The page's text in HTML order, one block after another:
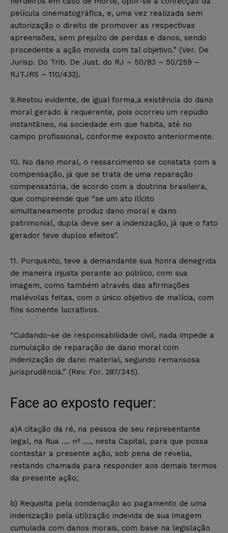
película cinematográfica, e, uma vez realizada sem
autorização o direito de promover as respectivas
apreensões, sem prejuízo de perdas e danos, sendo
procedente a ação movida com tal objetivo.” (Ver. De
Jurisp. Do Trib. De Just. do RJ – 50/83 – 50/259 –
RJTJRS – 110/433).
9.Restou evidente, de igual forma,a existência do dano
moral gerado à requerente, pois ocorreu um repúdio
instantâneo, na sociedade em que habita, até no
campo profissional, conforme exposto anteriormente.
10. No dano moral, o ressarcimento se constata com a
compensação, já que se trata de uma reparação
compensatória, de acordo com a doutrina brasileira,
que compreende que “se um ato ilícito
simultaneamente produz dano moral e dano
patrimonial, dupla deve ser a indenização, já que o fato
gerador teve duplos efeitos”.
11. Porquanto, teve a demandante sua honra denegrida
de maneira injusta perante ao público, com sua
imagem, como também através das afirmações
malévolas feitas, com o único objetivo de malícia, com
fins somente lucrativos.
“Cuidando-se de responsabilidade civil, nada impede a
cumulação de reparação de dano moral com
indenização de dano material, segundo remansosa
jurisprudência.” (Rev. For. 287/345).
Face ao exposto requer:
a)A citação da ré, na pessoa de seu representante
legal, na Rua …. nº …., nesta Capital, para que possa
contestar a presente ação, sob pena de revelia,
restando chamada para responder aos demais termos
da presente ação;
b) Requisita pela condenação ao pagamento de uma
indenização pela utilização indevida de sua imagem
cumulada com danos morais, com base na legislação